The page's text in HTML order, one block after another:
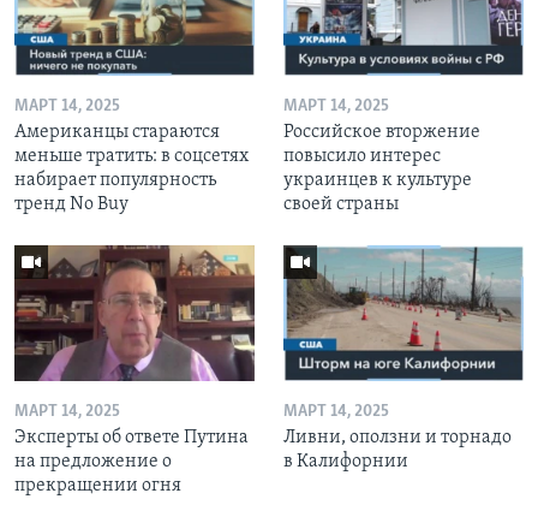
МАРТ 14, 2025
Американцы стараются
меньше тратить: в соцсетях
набирает популярность
тренд No Buy
МАРТ 14, 2025
Российское вторжение
повысило интерес
украинцев к культуре
своей страны
МАРТ 14, 2025
Эксперты об ответе Путина
на предложение о
прекращении огня
МАРТ 14, 2025
Ливни, оползни и торнадо
в Калифорнии